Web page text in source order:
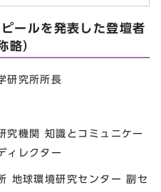
ールを発表した登壇者
略）
究所所長
機関 知識とコミュニケー
ィレクター
球環境研究センター 副セ